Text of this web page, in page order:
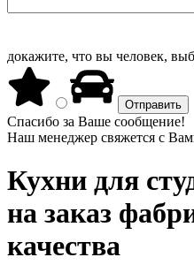
докажите, что вы человек,
Спасибо за Ваше сообщение!
Наш менеджер свяжется с
Кухни для
на заказ
качества